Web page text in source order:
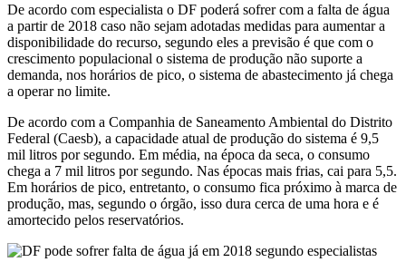
De acordo com especialista o DF poderá sofrer com a falta de água
a partir de 2018 caso não sejam adotadas medidas para aumentar a
disponibilidade do recurso, segundo eles a previsão é que com o
crescimento populacional o sistema de produção não suporte a
demanda, nos horários de pico, o sistema de abastecimento já chega
a operar no limite.
De acordo com a Companhia de Saneamento Ambiental do Distrito
Federal (Caesb), a capacidade atual de produção do sistema é 9,5
mil litros por segundo. Em média, na época da seca, o consumo
chega a 7 mil litros por segundo. Nas épocas mais frias, cai para 5,5.
Em horários de pico, entretanto, o consumo fica próximo à marca de
produção, mas, segundo o órgão, isso dura cerca de uma hora e é
amortecido pelos reservatórios.